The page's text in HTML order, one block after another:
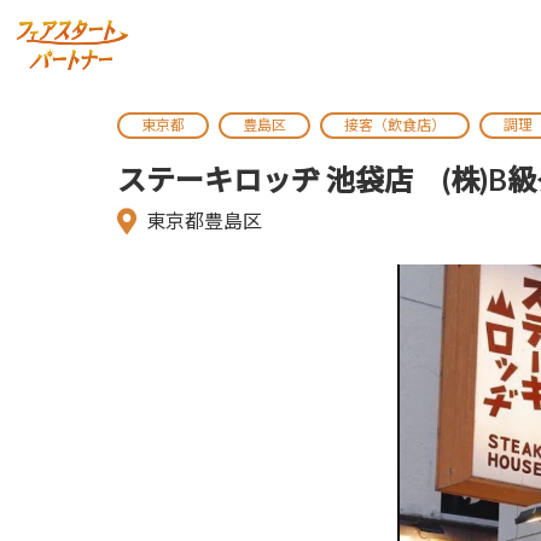
東京都 豊島区 接客（飲食店） 調理
ステーキロッヂ 池袋店 (株)B
東京都豊島区